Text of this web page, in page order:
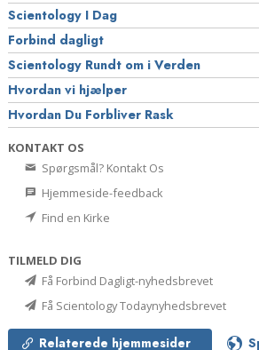
Scientology I Dag
Forbind dagligt
Scientology Rundt om i Verden
Hvordan vi hjælper
Hvordan Du Forbliver Rask
KONTAKT OS
Spørgsmål? Kontakt Os
Hjemmeside-feedback
Find en Kirke
TILMELD DIG
Få Forbind Dagligt-nyhedsbrevet
Få Scientology Todaynyhedsbrevet
Relaterede hjemmesider